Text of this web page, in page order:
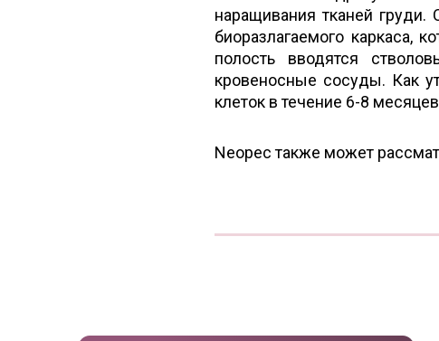
наращивания тканей груди.
биоразлагаемого каркаса,
полость вводятся
кровеносные сосуды. Как
клеток в течение 6-8
Neopec также может